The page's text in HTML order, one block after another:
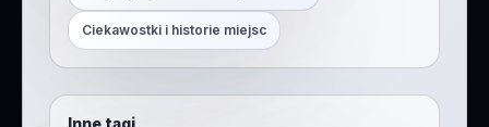
Ciekawostki i historie miejsc
Inne tagi